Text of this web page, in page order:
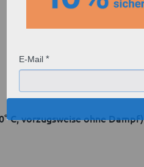
C, vorzugsweise ohne Dampf)
E-Mail